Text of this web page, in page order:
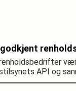
godkjent
API og